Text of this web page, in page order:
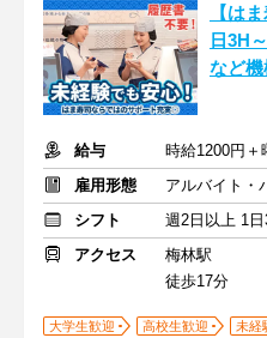
【は
日3H
など機
給与
時給1200円＋
雇用形態
アルバイト・
シフト
週2日以上 1
アクセス
梅林駅
徒歩17分
大学生歓迎 高校生歓迎 未経